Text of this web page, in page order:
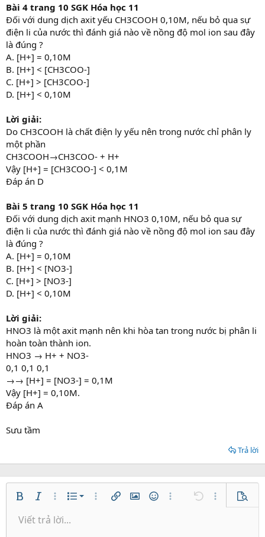
Bài 4 trang 10 SGK Hóa học 11
Đối với dung dịch axit yếu CH3COOH 0,10M, nếu bỏ qua sự
điện li của nước thì đánh giá nào về nồng độ mol ion sau đây
là đúng ?
A. [H+] = 0,10M
B. [H+] < [CH3COO-]
C. [H+] > [CH3COO-]
D. [H+] < 0,10M
Lời giải:
Do CH3COOH là chất điện ly yếu nên trong nước chỉ phân ly
một phần
CH3COOH→CH3COO- + H+
Vậy [H+] = [CH3COO-] < 0,1M
Đáp án D
Bài 5 trang 10 SGK Hóa học 11
Đối với dung dịch axit mạnh HNO3 0,10M, nếu bỏ qua sự
điện li của nước thì đánh giá nào về nồng độ mol ion sau đây
là đúng ?
A. [H+] = 0,10M
B. [H+] < [NO3-]
C. [H+] > [NO3-]
D. [H+] < 0,10M
Lời giải:
HNO3 là một axit mạnh nên khi hòa tan trong nước bị phân li
hoàn toàn thành ion.
HNO3 → H+ + NO3-
0,1 0,1 0,1
→→ [H+] = [NO3-] = 0,1M
Vậy [H+] = 0,10M.
Đáp án A
Sưu tầm
Trả lời
Bold In nghiêng
Thêm tùy chọn…
Danh sáchDanh sách có thứ tự
Thêm tùy chọn…
Chèn liên kết
Chèn hình ảnh
Mặt cườiThêm tùy chọn…
Undo Thêm tùy
Xem
Kích thước
9
Màu chữPhông chữ
Căn lề
Căn trái
Paragraph format
Normal
Trích dẫn
MediaInsert tableInsert horizontal line
RedoToggle BB code
Xóa định dạng
Bản thảo
Viết trả lời...